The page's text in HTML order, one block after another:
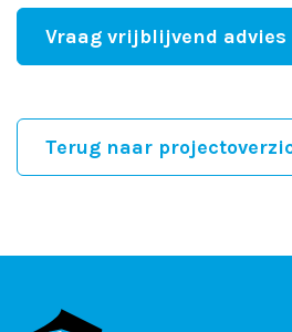
Vraag vrijblijvend advies
Terug naar